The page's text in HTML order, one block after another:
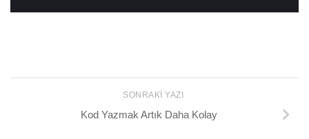
SONRAKI YAZI
Kod Yazmak Artık Daha Kolay